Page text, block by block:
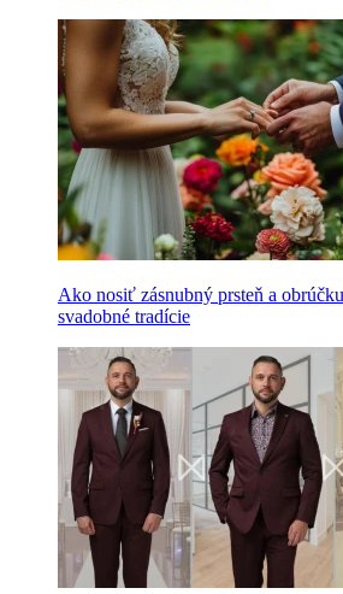
Ako nosiť zásnubný prsteň a
svadobné tradície